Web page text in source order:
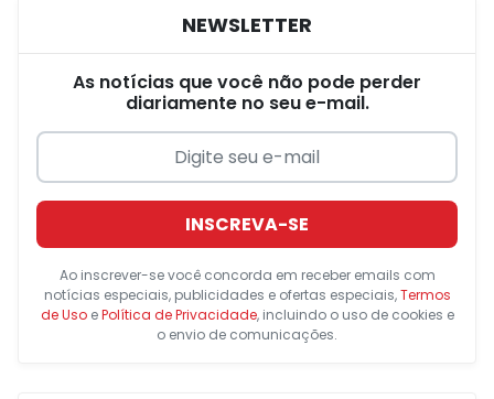
NEWSLETTER
As notícias que você não pode perder
diariamente no seu e-mail.
INSCREVA-SE
Ao inscrever-se você concorda em receber emails com
notícias especiais, publicidades e ofertas especiais,Termos
de UsoePolítica de Privacidade, incluindo o uso de cookies e
o envio de comunicações.